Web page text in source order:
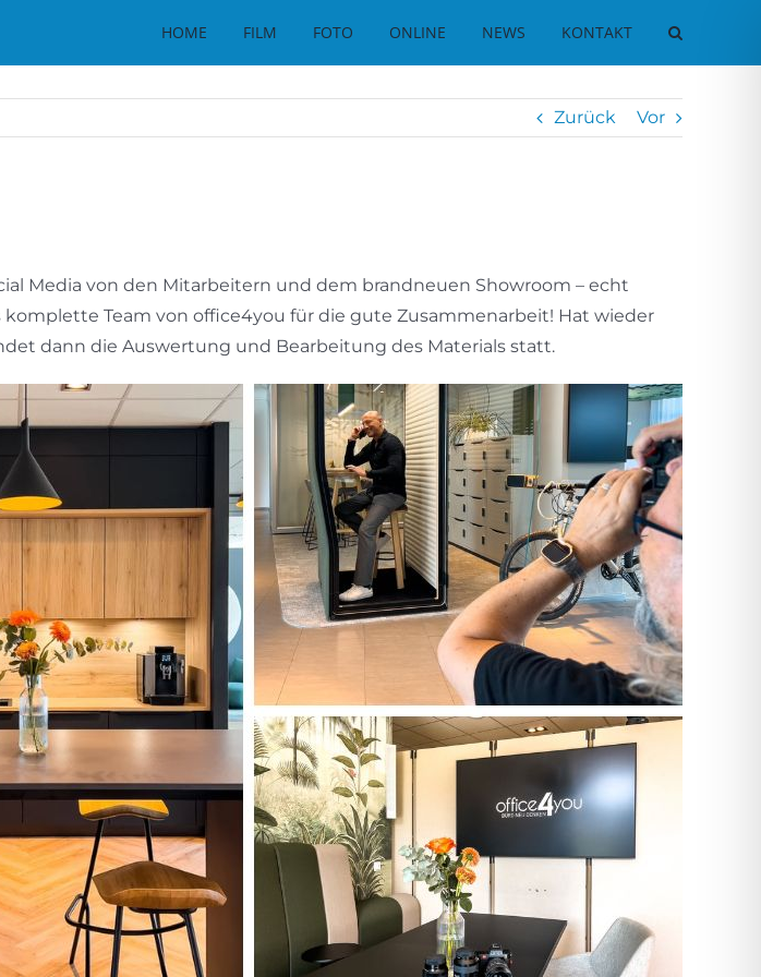
HOME FILM FOTO ONLINE NEWS KONTAKT
Zurück Vor
Media von den Mitarbeitern und dem brandneuen Showroom – echt
Team von office4you für die gute Zusammenarbeit! Hat wieder
dann die Auswertung und Bearbeitung des Materials statt.